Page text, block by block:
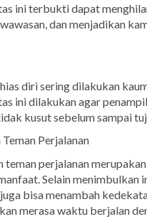
ini terbukti dapat
dan menjadikan
diri sering dilakukan
ini dilakukan agar
kusut sebelum sampai
Perjalanan
perjalanan
Selain menimbulkan
bisa menambah
merasa waktu berjalan